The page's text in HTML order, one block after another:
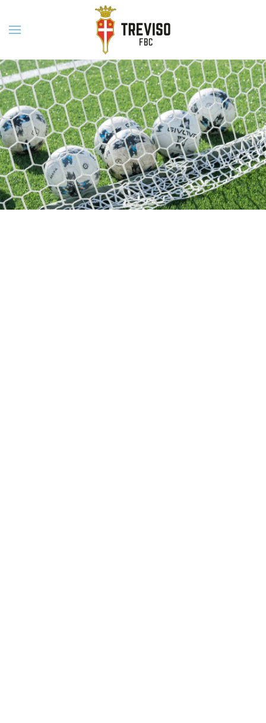
Skip to main content